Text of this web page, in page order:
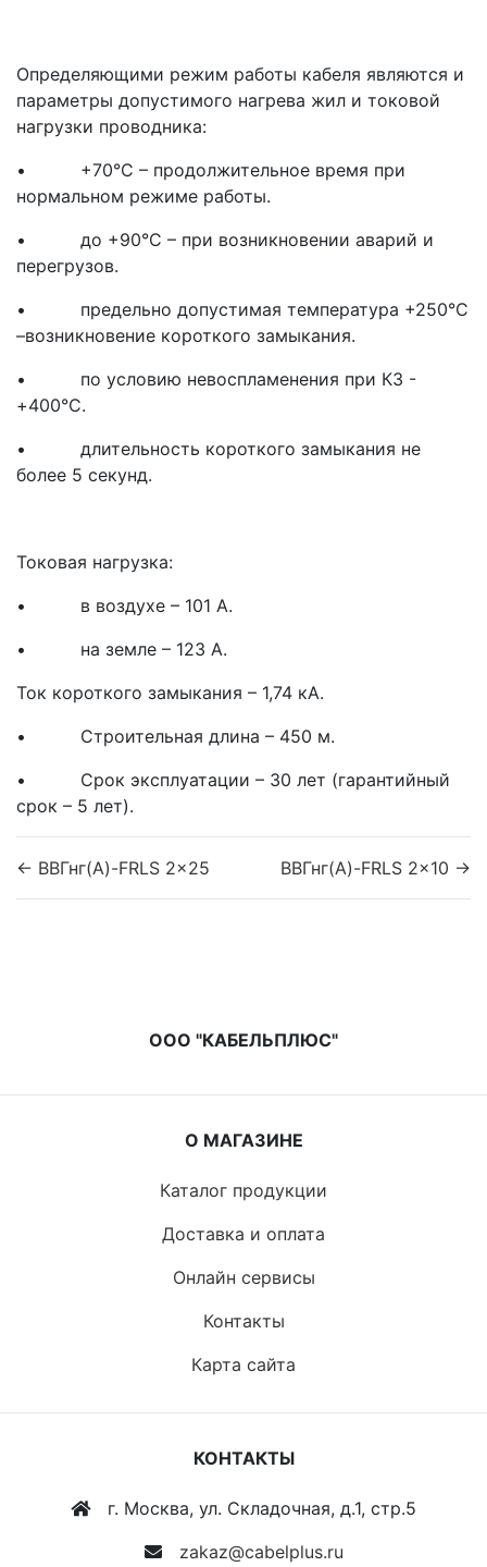
Определяющими режим работы кабеля являются и
параметры допустимого нагрева жил и токовой
нагрузки проводника:
• +70°С – продолжительное время при
нормальном режиме работы.
• до +90°С – при возникновении аварий и
перегрузов.
• предельно допустимая температура +250°С
–возникновение короткого замыкания.
• по условию невоспламенения при КЗ -
+400°С.
• длительность короткого замыкания не
более 5 секунд.
Токовая нагрузка:
• в воздухе – 101 А.
• на земле – 123 А.
Ток короткого замыкания – 1,74 кА.
• Строительная длина – 450 м.
• Срок эксплуатации – 30 лет (гарантийный
срок – 5 лет).
← ВВГнг(A)-FRLS 2x25 ВВГнг(A)-FRLS 2x10 →
ООО "КАБЕЛЬПЛЮС"
О МАГАЗИНЕ
Каталог продукции
Доставка и оплата
Онлайн сервисы
Контакты
Карта сайта
КОНТАКТЫ
г. Москва, ул. Складочная, д.1, стр.5
zakaz@cabelplus.ru